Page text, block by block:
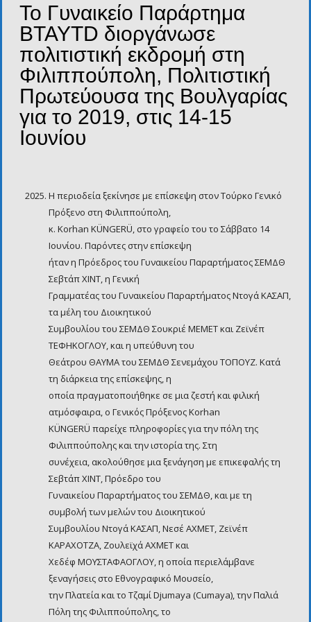
Το Γυναικείο Παράρτημα
BTAYTD διοργάνωσε
πολιτιστική εκδρομή στη
Φιλιππούπολη, Πολιτιστική
Πρωτεύουσα της Βουλγαρίας
για το 2019, στις 14-15
Ιουνίου
Η περιοδεία ξεκίνησε με επίσκεψη στον Τούρκο Γενικό
Πρόξενο στη Φιλιππούπολη,
κ. Korhan KÜNGERÜ, στο γραφείο του το Σάββατο 14
Ιουνίου. Παρόντες στην επίσκεψη
ήταν η Πρόεδρος του Γυναικείου Παραρτήματος ΣΕΜΔΘ
Σεβτάπ ΧΙΝΤ, η Γενική
Γραμματέας του Γυναικείου Παραρτήματος Ντογά ΚΑΣΑΠ,
τα μέλη του Διοικητικού
Συμβουλίου του ΣΕΜΔΘ Σουκριέ ΜΕΜΕΤ και Ζεϊνέπ
ΤΕΦΗΚΟΓΛΟΥ, και η υπεύθυνη του
Θεάτρου ΘΑΥΜΑ του ΣΕΜΔΘ Σενεμάχου ΤΟΠΟΥΖ. Κατά
τη διάρκεια της επίσκεψης, η
οποία πραγματοποιήθηκε σε μια ζεστή και φιλική
ατμόσφαιρα, ο Γενικός Πρόξενος Korhan
KÜNGERÜ παρείχε πληροφορίες για την πόλη της
Φιλιππούπολης και την ιστορία της. Στη
συνέχεια, ακολούθησε μια ξενάγηση με επικεφαλής τη
Σεβτάπ ΧΙΝΤ, Πρόεδρο του
Γυναικείου Παραρτήματος του ΣΕΜΔΘ, και με τη
συμβολή των μελών του Διοικητικού
Συμβουλίου Ντογά ΚΑΣΑΠ, Νεσέ ΑΧΜΕΤ, Ζεϊνέπ
ΚΑΡΑΧΟΤΖΑ, Ζουλεϊχά ΑΧΜΕΤ και
Χεδέφ ΜΟΥΣΤΑΦΑΟΓΛΟΥ, η οποία περιελάμβανε
ξεναγήσεις στο Εθνογραφικό Μουσείο,
την Πλατεία και το Τζαμί Djumaya (Cumaya), την Παλιά
Πόλη της Φιλιππούπολης, το